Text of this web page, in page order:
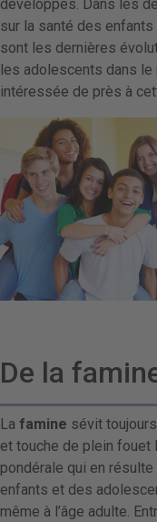
développés. Dans les
sur la santé des
sont les dernières
les adolescents dans le
intéressée de près à
De la
La famine sévit
et touche de plein fouet
pondérale qui en
enfants et des
même à l’âge adulte.